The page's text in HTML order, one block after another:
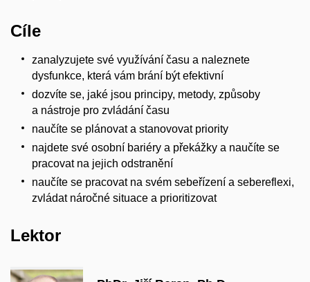
Cíle
zanalyzujete své využívání času a naleznete
dysfunkce, která vám brání být efektivní
dozvíte se, jaké jsou principy, metody, způsoby
a nástroje pro zvládání času
naučíte se plánovat a stanovovat priority
najdete své osobní bariéry a překážky a naučíte se
pracovat na jejich odstranění
naučíte se pracovat na svém sebeřízení a sebereflexi,
zvládat náročné situace a prioritizovat
Lektor